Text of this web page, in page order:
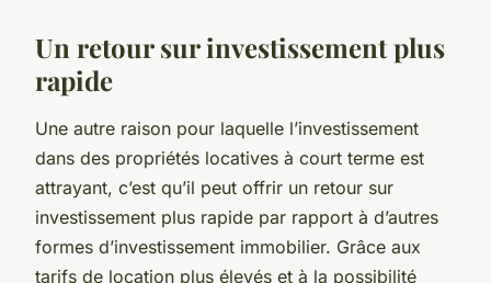
Un retour sur investissement plus
rapide
Une autre raison pour laquelle l’investissement
dans des propriétés locatives à court terme est
attrayant, c’est qu’il peut offrir un retour sur
investissement plus rapide par rapport à d’autres
formes d’investissement immobilier. Grâce aux
tarifs de location plus élevés et à la possibilité